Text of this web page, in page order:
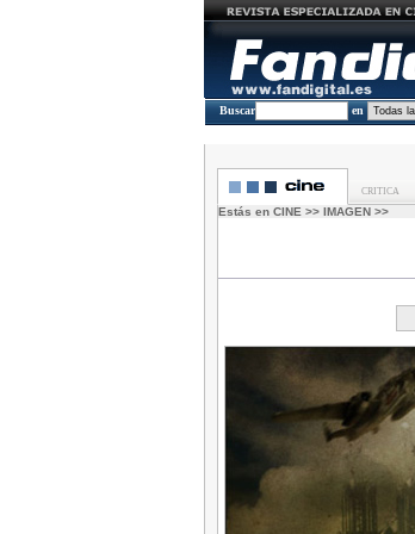
Buscar en
CRITICA
Estás en CINE >> IMAGEN >>